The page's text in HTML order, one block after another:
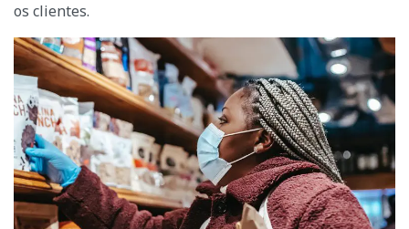
os clientes.